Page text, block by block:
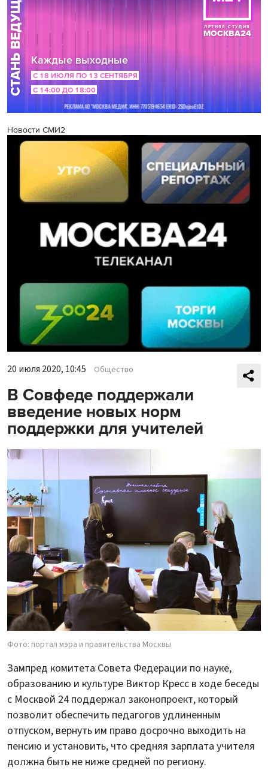
Новости СМИ2
20 июля 2020, 10:45 Общество
В Совфеде поддержали
введение новых норм
поддержки для учителей
Фото: портал мэра и правительства Москвы
Зампред комитета Совета Федерации по науке,
образованию и культуре Виктор Кресс в ходе беседы
с Москвой 24 поддержал законопроект, который
позволит обеспечить педагогов удлиненным
отпуском, вернуть им право досрочно выходить на
пенсию и установить, что средняя зарплата учителя
должна быть не ниже средней по региону.